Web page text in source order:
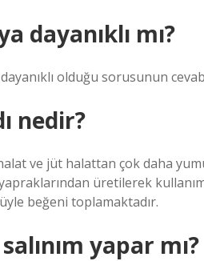
dayanıklı mı?
olduğu sorusunun
nedir?
ve jüt halattan çok daha
üretilerek
beğeni toplamaktadır.
yapar mı?